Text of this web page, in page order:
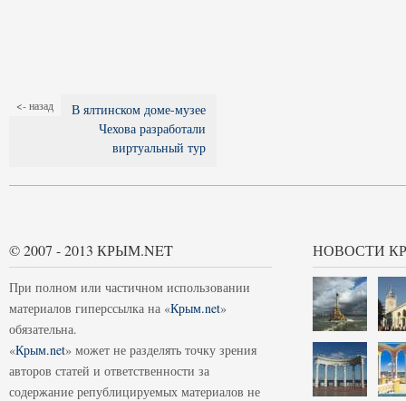
<- назад
В ялтинском доме-музее
Чехова разработали
виртуальный тур
© 2007 - 2013 КРЫМ.NET
При полном или частичном использовании
материалов гиперссылка на «Крым.net»
обязательна.
«Крым.net» может не разделять точку зрения
авторов статей и ответственности за
содержание републицируемых материалов не
НОВОСТИ